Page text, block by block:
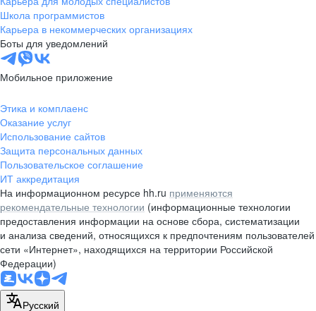
Школа программистов
Карьера в некоммерческих организациях
Боты для уведомлений
Мобильное приложение
Этика и комплаенс
Оказание услуг
Использование сайтов
Защита персональных данных
Пользовательское соглашение
ИТ аккредитация
На информационном ресурсе hh.ru применяются
рекомендательные технологии (информационные технологии
предоставления информации на основе сбора, систематизации
и анализа сведений, относящихся к предпочтениям пользователей
сети «Интернет», находящихся на территории Российской
Федерации)
Русский